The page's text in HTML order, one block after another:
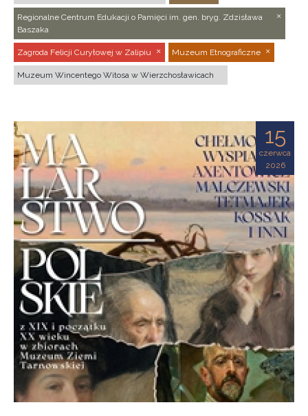
Regionalne Centrum Edukacji o Pamięci im. gen. bryg. Zdzisława
Baszaka
Zagroda Felicji Curyłowej w Zalipiu Muzeum Etnograficzne
Muzeum Wincentego Witosa w Wierzchosławicach
15
czerwca
2026